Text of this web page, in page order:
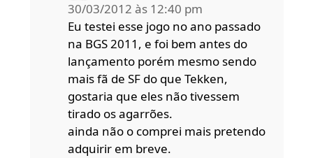
30/03/2012 às 12:40 pm
Eu testei esse jogo no ano passado
na BGS 2011, e foi bem antes do
lançamento porém mesmo sendo
mais fã de SF do que Tekken,
gostaria que eles não tivessem
tirado os agarrões.
ainda não o comprei mais pretendo
adquirir em breve.